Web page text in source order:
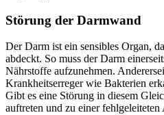
Störung der Darmwand
Der Darm ist ein sensibles Organ,
abdeckt. So muss der Darm
Nährstoffe aufzunehmen.
Krankheitserreger wie Bakterien
Gibt es eine Störung in diesem
auftreten und zu einer